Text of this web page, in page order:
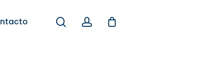
searchaccount